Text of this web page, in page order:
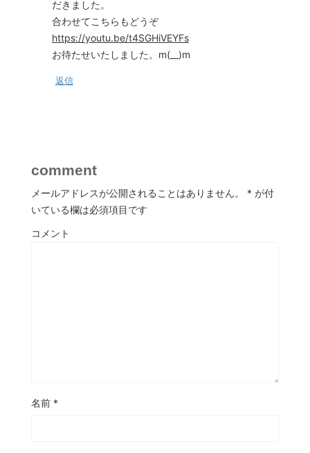
だきました。
合わせてこちらもどうぞ
https://youtu.be/t4SGHiVEYFs
お待たせいたしました。m(__)m
返信
comment
メールアドレスが公開されることはありません。 * が付
いている欄は必須項目です
コメント
名前 *